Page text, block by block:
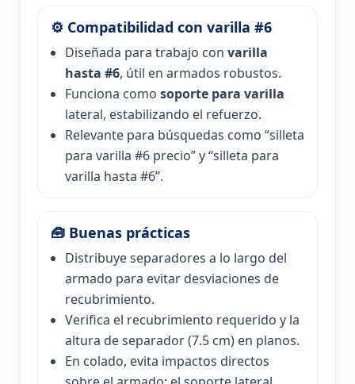
⚙️ Compatibilidad con varilla #6
Diseñada para trabajo con varilla
hasta #6, útil en armados robustos.
Funciona como soporte para varilla
lateral, estabilizando el refuerzo.
Relevante para búsquedas como “silleta
para varilla #6 precio” y “silleta para
varilla hasta #6”.
🧰 Buenas prácticas
Distribuye separadores a lo largo del
armado para evitar desviaciones de
recubrimiento.
Verifica el recubrimiento requerido y la
altura de separador (7.5 cm) en planos.
En colado, evita impactos directos